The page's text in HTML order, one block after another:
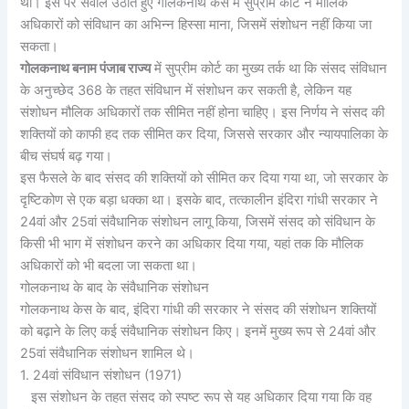
अधिकारों को संविधान का अभिन्न हिस्सा माना, जिसमें संशोधन नहीं किया जा
सकता।
गोलकनाथ बनाम पंजाब राज्यमें सुप्रीम कोर्ट का मुख्य तर्क था कि संसद संविधान
के अनुच्छेद 368 के तहत संविधान में संशोधन कर सकती है, लेकिन यह
संशोधन मौलिक अधिकारों तक सीमित नहीं होना चाहिए। इस निर्णय ने संसद की
शक्तियों को काफी हद तक सीमित कर दिया, जिससे सरकार और न्यायपालिका के
बीच संघर्ष बढ़ गया।
इस फैसले के बाद संसद की शक्तियों को सीमित कर दिया गया था, जो सरकार के
दृष्टिकोण से एक बड़ा धक्का था। इसके बाद, तत्कालीन इंदिरा गांधी सरकार ने
24वां और 25वां संवैधानिक संशोधन लागू किया, जिसमें संसद को संविधान के
किसी भी भाग में संशोधन करने का अधिकार दिया गया, यहां तक कि मौलिक
अधिकारों को भी बदला जा सकता था।
गोलकनाथ के बाद के संवैधानिक संशोधन
गोलकनाथ केस के बाद, इंदिरा गांधी की सरकार ने संसद की संशोधन शक्तियों
को बढ़ाने के लिए कई संवैधानिक संशोधन किए। इनमें मुख्य रूप से 24वां और
25वां संवैधानिक संशोधन शामिल थे।
1. 24वां संविधान संशोधन (1971)
इस संशोधन के तहत संसद को स्पष्ट रूप से यह अधिकार दिया गया कि वह